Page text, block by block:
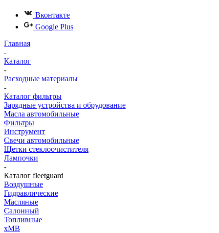
Вконтакте
Google Plus
Главная
-
Каталог
-
Расходные материалы
-
Каталог фильтры
Зарядные устройства и обрудование
Масла автомобильные
Фильтры
Инструмент
Свечи автомобильные
Щетки стеклоочистителя
Лампочки
-
Каталог fleetguard
Воздушные
Гидравлические
Масляные
Салонный
Топливные
хMB